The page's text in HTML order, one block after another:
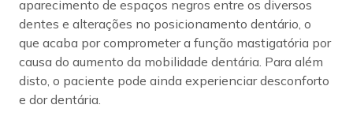
aparecimento de espaços negros entre os diversos
dentes e alterações no posicionamento dentário, o
que acaba por comprometer a função mastigatória por
causa do aumento da mobilidade dentária. Para além
disto, o paciente pode ainda experienciar desconforto
e dor dentária.